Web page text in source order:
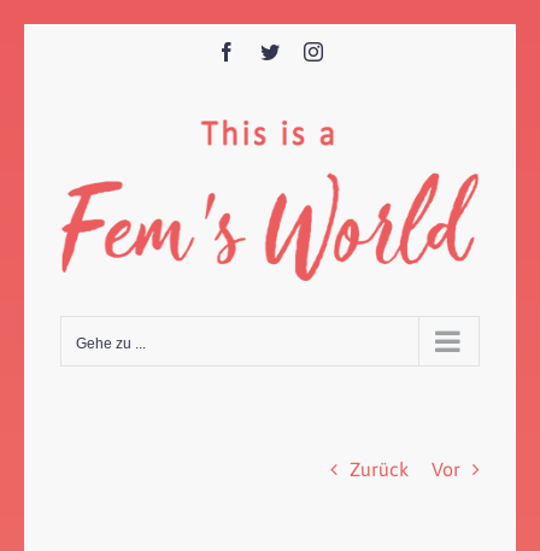
Facebook
TwitterInstagram
Gehe zu ...
Zurück Vor